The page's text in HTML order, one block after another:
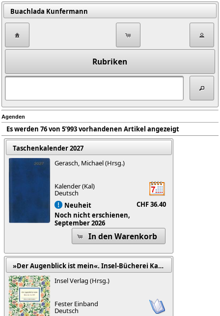
Buachlada Kunfermann
Rubriken
Agenden
Es werden 76 von 5’993 vorhandenen Artikel angezeigt
Taschenkalender 2027
Gerasch, Michael (Hrsg.)
Kalender (Kal)
Deutsch
Neuheit
CHF 36.40
Noch nicht erschienen,
September 2026
In den Warenkorb
»Der Augenblick ist mein«. Insel-Bücherei Kalender für 2027
Insel Verlag (Hrsg.)
Fester Einband
Deutsch